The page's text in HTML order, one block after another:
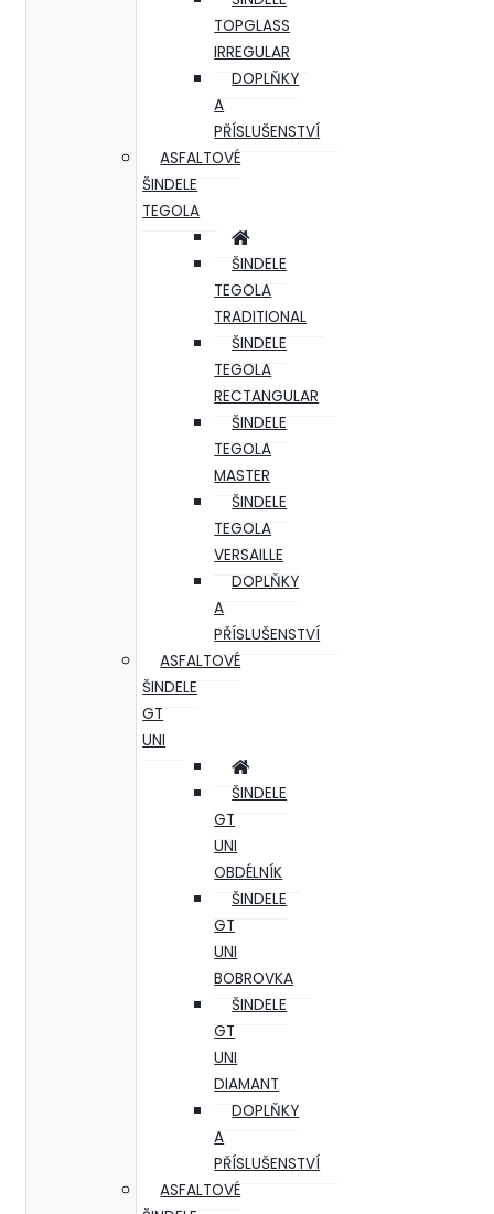
TOPGLASS
IRREGULAR
DOPLŇKY
A
PŘÍSLUŠENSTVÍ
ASFALTOVÉ
ŠINDELE
TEGOLA
ŠINDELE
TEGOLA
TRADITIONAL
ŠINDELE
TEGOLA
RECTANGULAR
ŠINDELE
TEGOLA
MASTER
ŠINDELE
TEGOLA
VERSAILLE
DOPLŇKY
A
PŘÍSLUŠENSTVÍ
ASFALTOVÉ
ŠINDELE
GT
UNI
ŠINDELE
GT
UNI
OBDÉLNÍK
ŠINDELE
GT
UNI
BOBROVKA
ŠINDELE
GT
UNI
DIAMANT
DOPLŇKY
A
PŘÍSLUŠENSTVÍ
ASFALTOVÉ